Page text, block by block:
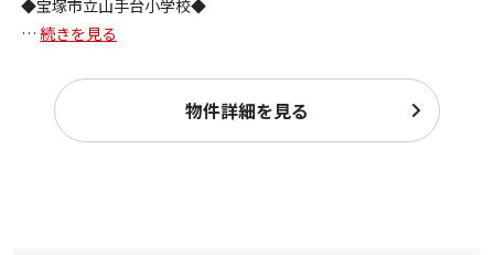
◆宝塚市立山手台小学校◆
… 続きを見る
物件詳細を見る